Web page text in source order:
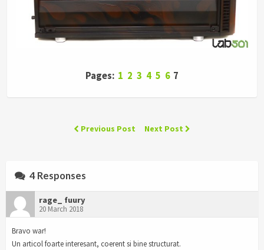
Pages: 1 2 3 4 5 6 7
Previous Post Next Post
4 Responses
rage_ fuury
20 March 2018
Bravo war!
Un articol foarte interesant, coerent si bine structurat.